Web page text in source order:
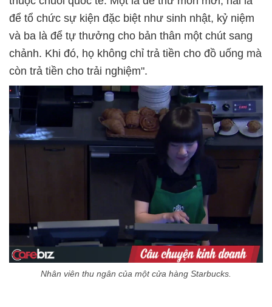
để tổ chức sự kiện đặc biệt như sinh nhật, kỷ niệm
và ba là để tự thưởng cho bản thân một chút sang
chảnh. Khi đó, họ không chỉ trả tiền cho đồ uống mà
còn trả tiền cho trải nghiệm".
Nhân viên thu ngân của một cửa hàng Starbucks.